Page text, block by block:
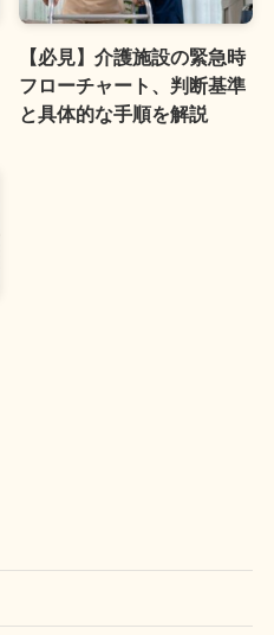
【必見】介護施設の緊急時
フローチャート、判断基準
と具体的な手順を解説